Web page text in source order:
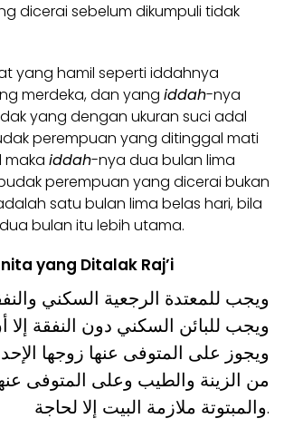
dicerai sebelum dikumpuli tidak
yang hamil seperti iddahnya
merdeka, dan yang iddah-nya
yang dengan ukuran suci adal
perempuan yang ditinggal mati
maka iddah-nya dua bulan lima
perempuan yang dicerai bukan
satu bulan lima belas hari, bila
bulan itu lebih utama.
yang Ditalak Raj’i
ويجب للبائن السكني دون النفقة إلا
ويجوز على المتوفى عنها زوجها
من الزينة والطيب وعلى المتوفى
والمبتوتة ملازمة البيت إلا لحاجة.